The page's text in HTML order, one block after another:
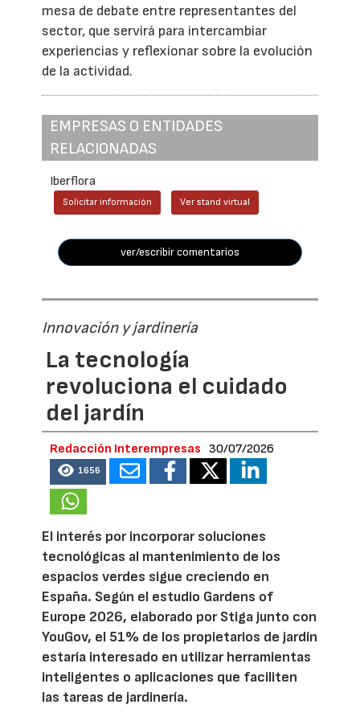
mesa de debate entre representantes del
sector, que servirá para intercambiar
experiencias y reflexionar sobre la evolución
de la actividad.
EMPRESAS O ENTIDADES
RELACIONADAS
Iberflora
Solicitar información Ver stand virtual
ver/escribir comentarios
Innovación y jardinería
La tecnología
revoluciona el cuidado
del jardín
Redacción Interempresas 30/07/2026
1656
El interés por incorporar soluciones
tecnológicas al mantenimiento de los
espacios verdes sigue creciendo en
España. Según el estudio Gardens of
Europe 2026, elaborado por Stiga junto con
YouGov, el 51% de los propietarios de jardín
estaría interesado en utilizar herramientas
inteligentes o aplicaciones que faciliten
las tareas de jardinería.